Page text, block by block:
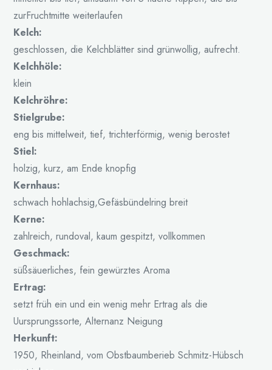
zurFruchtmitte weiterlaufen
Kelch:
geschlossen, die Kelchblätter sind grünwollig, aufrecht.
Kelchhöle:
klein
Kelchröhre:
Stielgrube:
eng bis mittelweit, tief, trichterförmig, wenig berostet
Stiel:
holzig, kurz, am Ende knopfig
Kernhaus:
schwach hohlachsig,Gefäsbündelring breit
Kerne:
zahlreich, rundoval, kaum gespitzt, vollkommen
Geschmack:
süßsäuerliches, fein gewürztes Aroma
Ertrag:
setzt früh ein und ein wenig mehr Ertrag als die
Uursprungssorte, Alternanz Neigung
Herkunft:
1950, Rheinland, vom Obstbaumberieb Schmitz-Hübsch